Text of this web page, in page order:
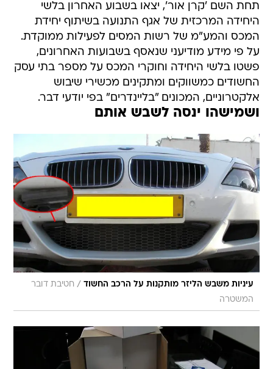
תחת השם 'קרן אור', יצאו בשבוע האחרון בלשי
היחידה המרכזית של אגף התנועה בשיתוף יחידת
המכס והמע"מ של רשות המסים לפעילות ממוקדת.
על פי מידע מודיעני שנאסף בשבועות האחרונים,
פשטו בלשי היחידה וחוקרי המכס על מספר בתי עסק
החשודים כמשווקים ומתקינים מכשירי שיבוש
אלקטרוניים, המכונים "בליינדרים" בפי יודעי דבר.
ושמישהו ינסה לשבש אותם
עיניות משבש הליזר מותקנות על הרכב החשוד / חטיבת דובר
המשטרה